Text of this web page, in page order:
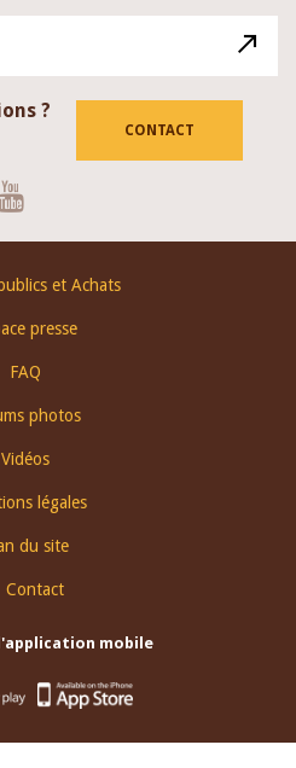
?
CONTACT
et Achats
presse
FAQ
photos
Vidéos
légales
du site
Contact
mobile